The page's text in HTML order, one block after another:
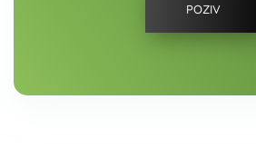
POZIV